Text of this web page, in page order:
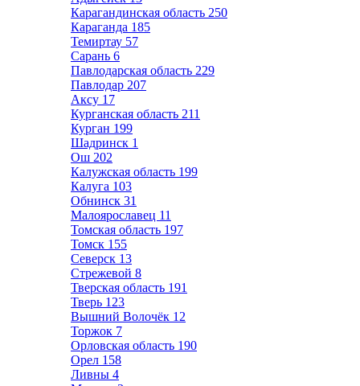
Карагандинская область 250
Караганда 185
Темиртау 57
Сарань 6
Павлодарская область 229
Павлодар 207
Аксу 17
Курганская область 211
Курган 199
Шадринск 1
Ош 202
Калужская область 199
Калуга 103
Обнинск 31
Малоярославец 11
Томская область 197
Томск 155
Северск 13
Стрежевой 8
Тверская область 191
Тверь 123
Вышний Волочёк 12
Торжок 7
Орловская область 190
Орел 158
Ливны 4